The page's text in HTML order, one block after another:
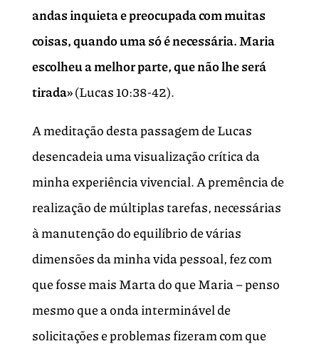
andas inquieta e preocupada com muitas
coisas, quando uma só é necessária. Maria
escolheu a melhor parte, que não lhe será
tirada»(Lucas 10:38-42).
A meditação desta passagem de Lucas
desencadeia uma visualização crítica da
minha experiência vivencial. A premência de
realização de múltiplas tarefas, necessárias
à manutenção do equilíbrio de várias
dimensões da minha vida pessoal, fez com
que fosse mais Marta do que Maria – penso
mesmo que a onda interminável de
solicitações e problemas fizeram com que